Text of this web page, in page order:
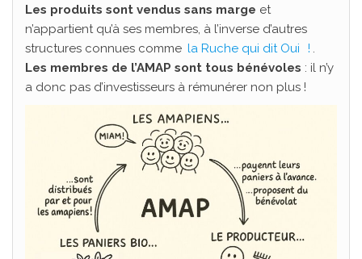
Les produits sont vendus sans marge et
n’appartient qu’à ses membres, à l’inverse d’autres
structures connues comme la Ruche qui dit Oui ! .
Les membres de l’AMAP sont tous bénévoles : il n’y
a donc pas d’investisseurs à rémunérer non plus !